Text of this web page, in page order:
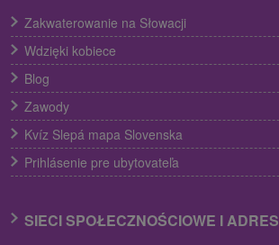
Zakwaterowanie na Słowacji
Wdzięki kobiece
Blog
Zawody
Kvíz Slepá mapa Slovenska
Prihlásenie pre ubytovateľa
SIECI SPOŁECZNOŚCIOWE I ADRES